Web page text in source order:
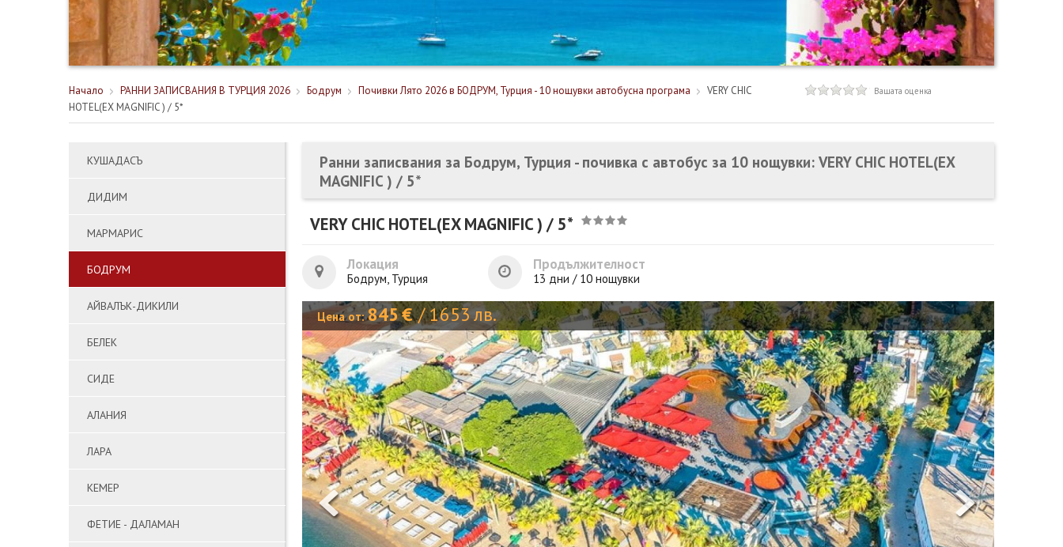
Начало РАННИ ЗАПИСВАНИЯ В ТУРЦИЯ 2026 Бодрум Почивки Лято 2026 в БОДРУМ, Турция - 10 нощувки автобусна програма
VERY CHIC
HOTEL(EX MAGNIFIC ) / 5*
Вашата оценка
КУШАДАСЪ
ДИДИМ
МАРМАРИС
БОДРУМ
АЙВАЛЪК-ДИКИЛИ
БЕЛЕК
СИДЕ
АЛАНИЯ
ЛАРА
КЕМЕР
ФЕТИЕ - ДАЛАМАН
Ранни записвания за Бодрум, Турция - почивка с автобус за 10 нощувки: VERY CHIC HOTEL(EX
MAGNIFIC ) / 5*
VERY CHIC HOTEL(EX MAGNIFIC ) / 5*
Локация
Бодрум, Турция
Продължителност
13 дни / 10 нощувки
Цена от:845€ / 1653лв.